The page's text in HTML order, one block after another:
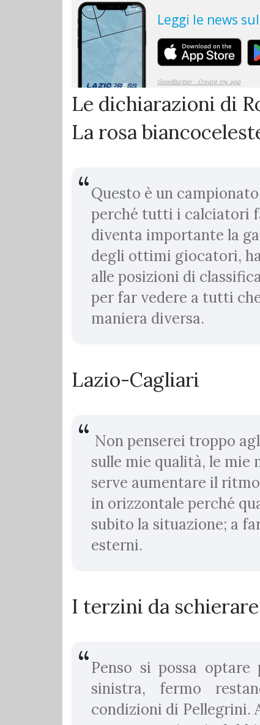
Le dichiarazioni di
La rosa
Questo è un
perché tutti i calciatori
diventa importante la
degli ottimi giocatori,
alle posizioni di
per far vedere a tutti
maniera diversa.
Lazio-Cagliari
Non penserei troppo
sulle mie qualità, le
serve aumentare il
in orizzontale perché
subito la situazione; a
esterni.
I terzini da
Penso si possa
sinistra, fermo
condizioni di Pellegrini.